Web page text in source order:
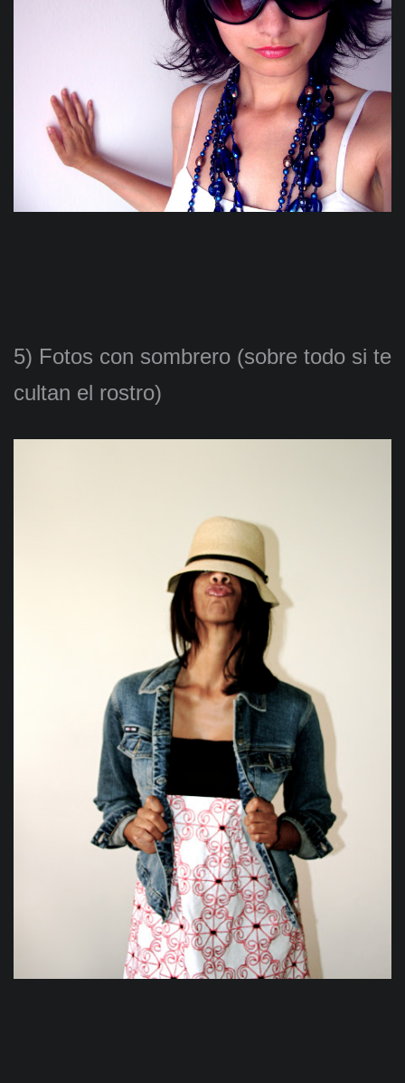
5) Fotos con sombrero (sobre todo si te
cultan el rostro)